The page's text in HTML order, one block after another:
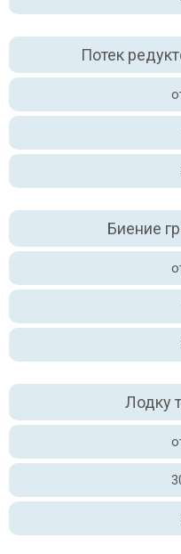
Потек
Биение
Лодку